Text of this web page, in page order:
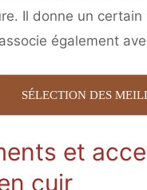
Il donne un
également
SÉLECTION DES
et
cuir